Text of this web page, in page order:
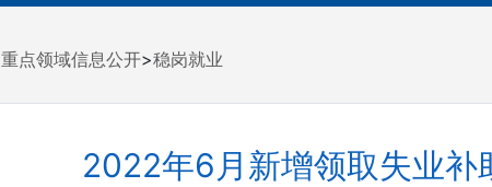
重点领域信息公开>稳岗就业
2022年6月新增领取失业补